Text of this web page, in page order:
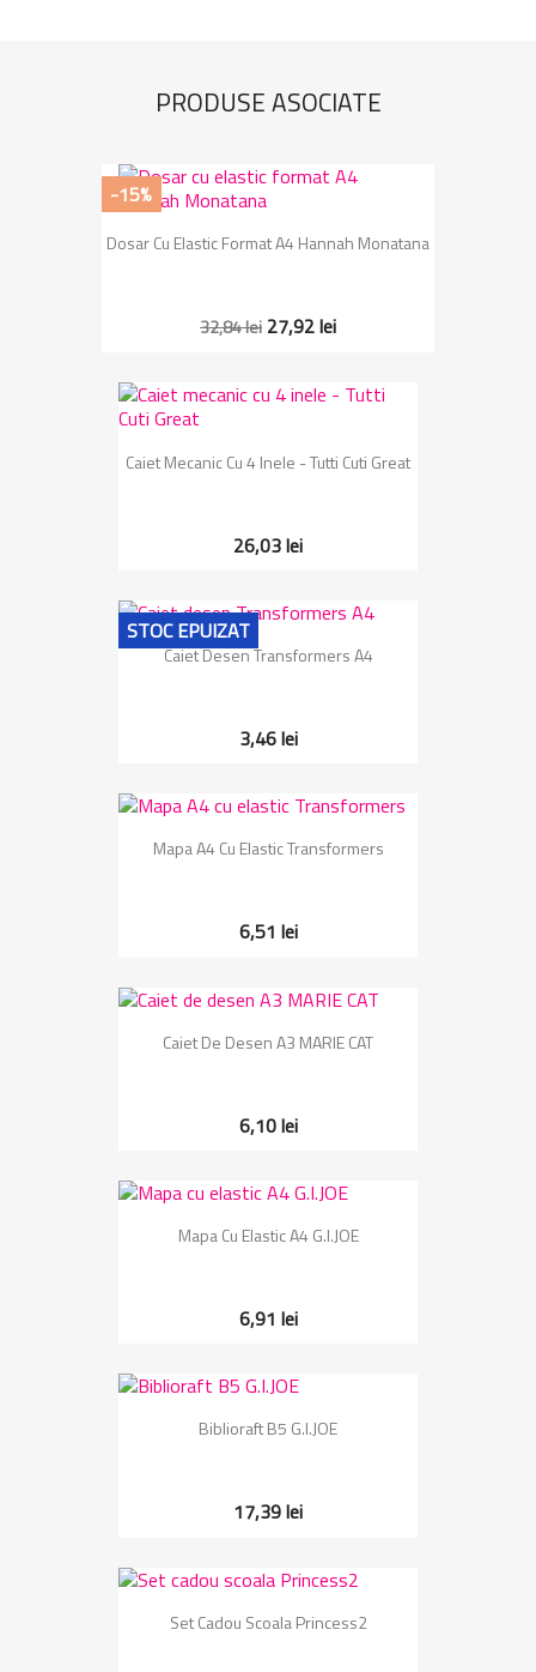
PRODUSE ASOCIATE
Dosar Cu Elastic Format A4 Hannah Monatana
32,84 lei 27,92 lei
-15%
Caiet Mecanic Cu 4 Inele - Tutti Cuti Great
26,03 lei
Caiet Desen Transformers A4
3,46 lei
STOC EPUIZAT
Mapa A4 Cu Elastic Transformers
6,51 lei
Caiet De Desen A3 MARIE CAT
6,10 lei
Mapa Cu Elastic A4 G.I.JOE
6,91 lei
Biblioraft B5 G.I.JOE
17,39 lei
Set Cadou Scoala Princess2